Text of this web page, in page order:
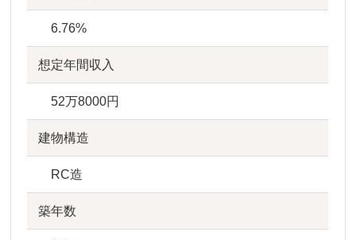
6.76%
想定年間収入
52万8000円
建物構造
RC造
築年数